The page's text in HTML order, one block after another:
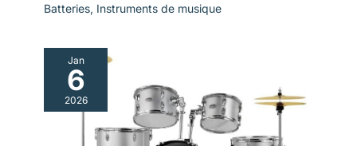
Batteries, Instruments de musique
Jan
6
2026